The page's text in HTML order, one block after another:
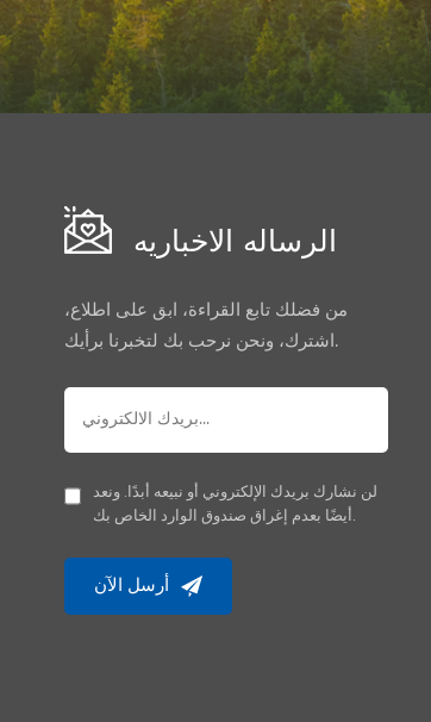
الرساله الاخباريه
من فضلك تابع القراءة، ابق على اطلاع،
اشترك، ونحن نرحب بك لتخبرنا برأيك.
لن نشارك بريدك الإلكتروني أو نبيعه أبدًا. ونعد
أيضًا بعدم إغراق صندوق الوارد الخاص بك.
أرسل الآن